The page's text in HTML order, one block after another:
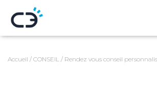
Accueil / CONSEIL / Rendez vous conseil